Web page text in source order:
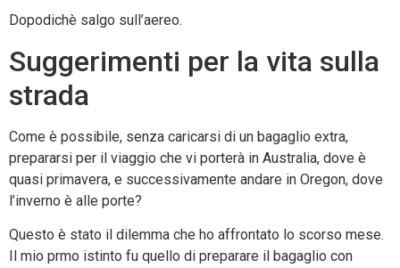
Dopodichè salgo sull’aereo.
Suggerimenti per la vita sulla
strada
Come è possibile, senza caricarsi di un bagaglio extra,
prepararsi per il viaggio che vi porterà in Australia, dove è
quasi primavera, e successivamente andare in Oregon, dove
l’inverno è alle porte?
Questo è stato il dilemma che ho affrontato lo scorso mese.
Il mio prmo istinto fu quello di preparare il bagaglio con